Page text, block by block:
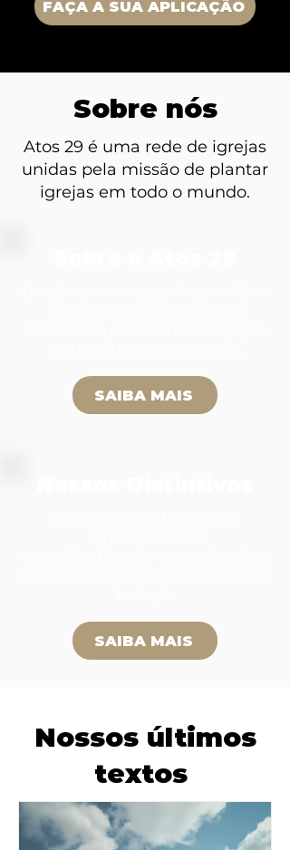
FAÇA A SUA APLICAÇÃO
Sobre nós
Atos 29 é uma rede de igrejas
unidas pela missão de plantar
igrejas em todo o mundo.
SAIBA MAIS
SAIBA MAIS
Nossos últimos
textos